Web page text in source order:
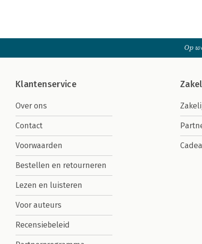
Op
Klantenservice
Over ons
Contact
Voorwaarden
Bestellen en retourneren
Lezen en luisteren
Voor auteurs
Recensiebeleid